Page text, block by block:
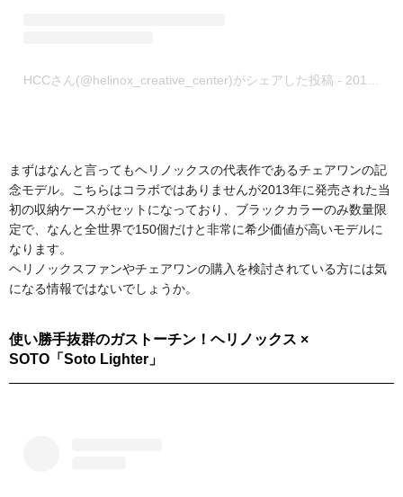
HCCさん(@helinox_creative_center)がシェアした投稿 - 2019年 8月月22日午後9時25分PDT
まずはなんと言ってもヘリノックスの代表作であるチェアワンの記
念モデル。こちらはコラボではありませんが2013年に発売された当
初の収納ケースがセットになっており、ブラックカラーのみ数量限
定で、なんと全世界で150個だけと非常に希少価値が高いモデルに
なります。
ヘリノックスファンやチェアワンの購入を検討されている方には気
になる情報ではないでしょうか。
使い勝手抜群のガストーチン！ヘリノックス ×
SOTO「Soto Lighter」